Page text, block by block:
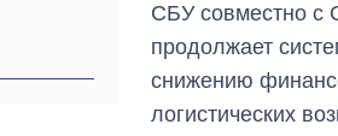
СБУ совместно с
продолжает
снижению
логистических